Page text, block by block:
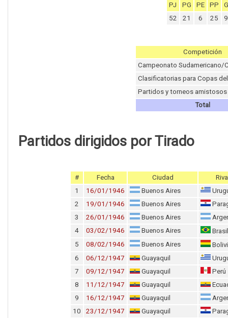
PJ PG PE PP
52
21 6 25
Competición
Campeonato Sudamericano/
Clasificatorias para Copas
Partidos y torneos amistosos
Total
Partidos dirigidos por Tirado
# Fecha Ciudad
1
16/01/1946 Buenos Aires
2
19/01/1946 Buenos Aires
3
26/01/1946 Buenos Aires
4
03/02/1946 Buenos Aires
Brasil
5
08/02/1946 Buenos Aires
6
06/12/1947 Guayaquil
7
09/12/1947 Guayaquil
Perú
8
11/12/1947 Guayaquil
9
16/12/1947 Guayaquil
10
23/12/1947 Guayaquil